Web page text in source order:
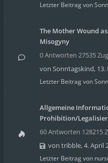
Letzter Beitrag von
The Mother Wound
Misogyny
0 Antworten 27535
von Sonntagskind, 13.
Letzter Beitrag von
Allgemeine
Prohibition/
60 Antworten 128215
von tribble,4. April
Letzter Beitrag von